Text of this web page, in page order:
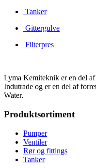
Tanker
Gittergulve
Filterpres
Lyma Kemiteknik er en del af
Indutrade og er en del af
Water.
Produktsortiment
Pumper
Ventiler
Rør og fittings
Tanker